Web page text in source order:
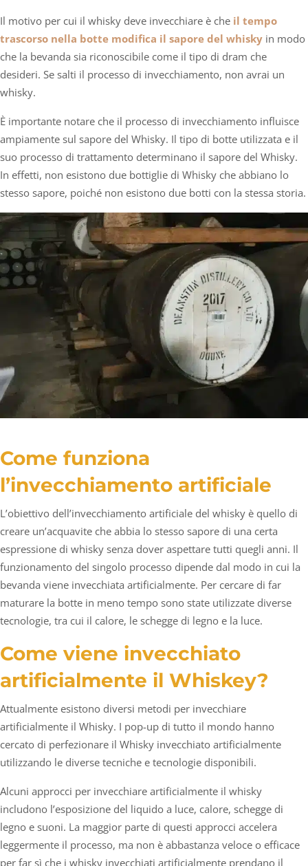
Il motivo per cui il whisky deve invecchiare è che il tempo
trascorso nella botte modifica il sapore del whisky in modo
che la bevanda sia riconoscibile come il tipo di dram che
desideri. Se salti il processo di invecchiamento, non avrai un
whisky.
È importante notare che il processo di invecchiamento influisce
ampiamente sul sapore del Whisky. Il tipo di botte utilizzata e il
suo processo di trattamento determinano il sapore del Whisky.
In effetti, non esistono due bottiglie di Whisky che abbiano lo
stesso sapore, poiché non esistono due botti con la stessa storia.
Come funziona
l’invecchiamento artificiale
L’obiettivo dell’invecchiamento artificiale del whisky è quello di
creare un’acquavite che abbia lo stesso sapore di una certa
espressione di whisky senza dover aspettare tutti quegli anni. Il
funzionamento del singolo processo dipende dal modo in cui la
bevanda viene invecchiata artificialmente. Per cercare di far
maturare la botte in meno tempo sono state utilizzate diverse
tecnologie, tra cui il calore, le schegge di legno e la luce.
Come viene invecchiato
artificialmente il Whiskey?
Attualmente esistono diversi metodi per invecchiare
artificialmente il Whisky. I pop-up di tutto il mondo hanno
cercato di perfezionare il Whisky invecchiato artificialmente
utilizzando le diverse tecniche e tecnologie disponibili.
Alcuni approcci per invecchiare artificialmente il whisky
includono l’esposizione del liquido a luce, calore, schegge di
legno e suoni. La maggior parte di questi approcci accelera
leggermente il processo, ma non è abbastanza veloce o efficace
per far sì che i whisky invecchiati artificialmente prendano il